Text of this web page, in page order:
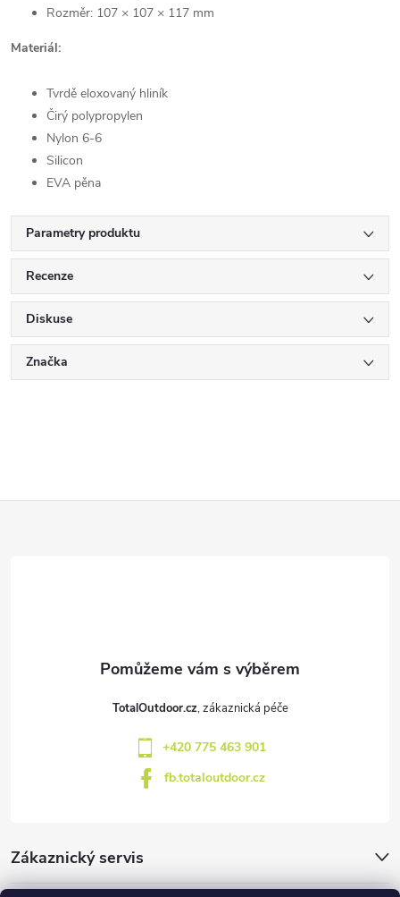
Rozměr: 107 × 107 × 117 mm
Materiál:
Tvrdě eloxovaný hliník
Čirý polypropylen
Nylon 6-6
Silicon
EVA pěna
Parametry produktu
Recenze
Diskuse
Značka
Zákaznický servis
TotalOutdoor.cz
+420 775 463 901
fb.totaloutdoor.cz